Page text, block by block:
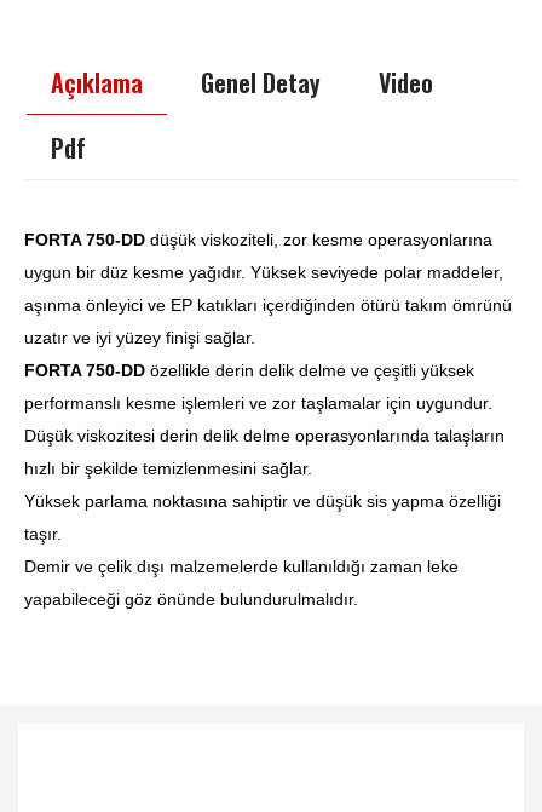
Açıklama Genel Detay
Video
Pdf
FORTA 750-DD düşük viskoziteli, zor kesme operasyonlarına
uygun bir düz kesme yağıdır. Yüksek seviyede polar maddeler,
aşınma önleyici ve EP katıkları içerdiğinden ötürü takım ömrünü
uzatır ve iyi yüzey finişi sağlar.
FORTA 750-DD özellikle derin delik delme ve çeşitli yüksek
performanslı kesme işlemleri ve zor taşlamalar için uygundur.
Düşük viskozitesi derin delik delme operasyonlarında talaşların
hızlı bir şekilde temizlenmesini sağlar.
Yüksek parlama noktasına sahiptir ve düşük sis yapma özelliği
taşır.
Demir ve çelik dışı malzemelerde kullanıldığı zaman leke
yapabileceği göz önünde bulundurulmalıdır.